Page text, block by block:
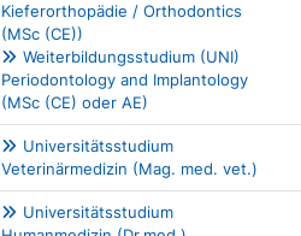
Kieferorthopädie / Orthodontics
(MSc (CE))
Weiterbildungsstudium (UNI)
Periodontology and Implantology
(MSc (CE) oder AE)
Universitätsstudium
Veterinärmedizin (Mag. med. vet.)
Universitätsstudium